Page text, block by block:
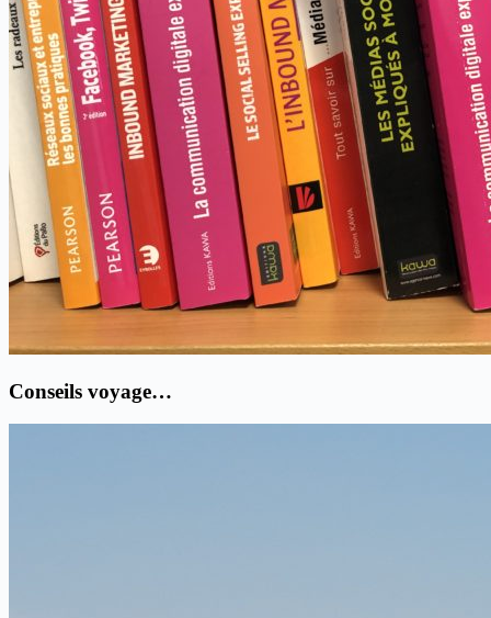
Conseils voyage…